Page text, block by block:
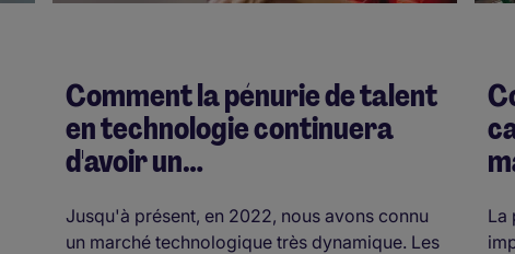
Comment la pénurie de talent
en technologie continuera
d'avoir un…
Jusqu'à présent, en 2022, nous avons connu
un marché technologique très dynamique. Les
La